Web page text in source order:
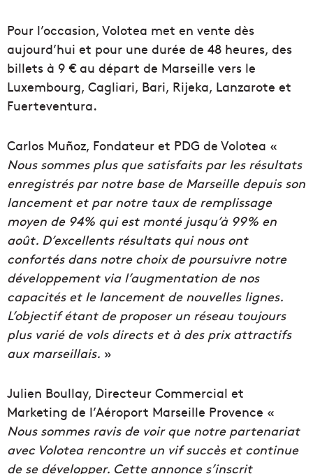
Pour l’occasion, Volotea met en vente dès
aujourd’hui et pour une durée de 48 heures, des
billets à 9 € au départ de Marseille vers le
Luxembourg, Cagliari, Bari, Rijeka, Lanzarote et
Fuerteventura.
Carlos Muñoz, Fondateur et PDG de Volotea «
Nous sommes plus que satisfaits par les résultats
enregistrés par notre base de Marseille depuis son
lancement et par notre taux de remplissage
moyen de 94% qui est monté jusqu’à 99% en
août. D’excellents résultats qui nous ont
confortés dans notre choix de poursuivre notre
développement via l’augmentation de nos
capacités et le lancement de nouvelles lignes.
L’objectif étant de proposer un réseau toujours
plus varié de vols directs et à des prix attractifs
aux marseillais. »
Julien Boullay, Directeur Commercial et
Marketing de l’Aéroport Marseille Provence «
Nous sommes ravis de voir que notre partenariat
avec Volotea rencontre un vif succès et continue
de se développer. Cette annonce s’inscrit